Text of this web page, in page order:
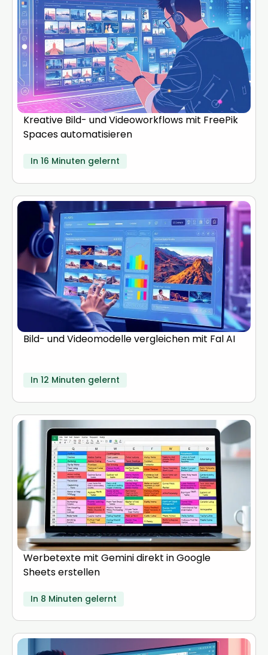
Kreative Bild- und Videoworkflows mit FreePik
Spaces automatisieren
In 16 Minuten gelernt
Bild- und Videomodelle vergleichen mit Fal AI
In 12 Minuten gelernt
Werbetexte mit Gemini direkt in Google
Sheets erstellen
In 8 Minuten gelernt